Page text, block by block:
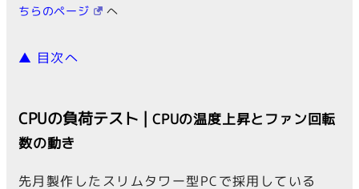
ちらのページ
へ
▲ 目次へ
CPUの負荷テスト | CPUの温度上昇とファン回転
数の動き
先月製作したスリムタワー型PCで採用している